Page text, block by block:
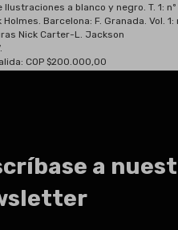
Ilustraciones a blanco y negro. T. 1:
Barcelona: F. Granada. Vol. 1:
Nick Carter-L. Jackson
COP $200.000,00
a